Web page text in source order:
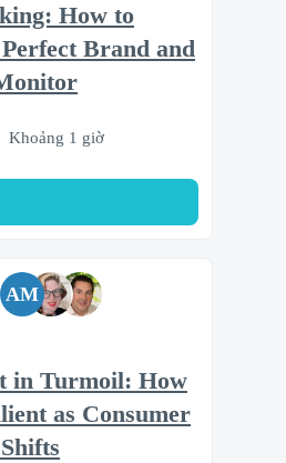
How to
Brand and
Khoảng 1 giờ
AM
in Turmoil: How
as Consumer